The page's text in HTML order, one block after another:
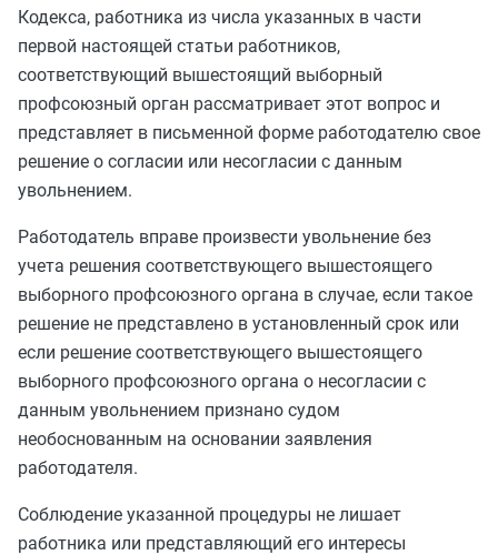
Кодекса, работника из числа указанных в части
первой настоящей статьи работников,
соответствующий вышестоящий выборный
профсоюзный орган рассматривает этот вопрос и
представляет в письменной форме работодателю свое
решение о согласии или несогласии с данным
увольнением.
Работодатель вправе произвести увольнение без
учета решения соответствующего вышестоящего
выборного профсоюзного органа в случае, если такое
решение не представлено в установленный срок или
если решение соответствующего вышестоящего
выборного профсоюзного органа о несогласии с
данным увольнением признано судом
необоснованным на основании заявления
работодателя.
Соблюдение указанной процедуры не лишает
работника или представляющий его интересы